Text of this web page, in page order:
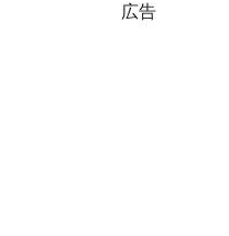
広告